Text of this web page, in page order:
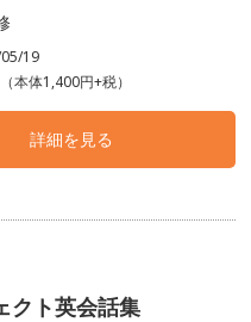
19
本体1,400円+税）
詳細を見る
ト英会話集